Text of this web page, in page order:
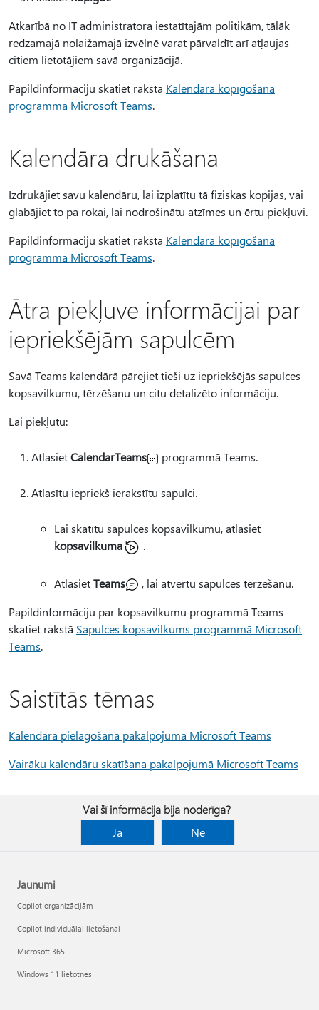
Atkarībā no IT administratora iestatītajām politikām, tālāk
redzamajā nolaižamajā izvēlnē varat pārvaldīt arī atļaujas
citiem lietotājiem savā organizācijā.
Papildinformāciju skatiet rakstā Kalendāra kopīgošana
programmā Microsoft Teams.
Kalendāra drukāšana
Izdrukājiet savu kalendāru, lai izplatītu tā fiziskas kopijas, vai
glabājiet to pa rokai, lai nodrošinātu atzīmes un ērtu piekļuvi.
Papildinformāciju skatiet rakstā Kalendāra kopīgošana
programmā Microsoft Teams.
Ātra piekļuve informācijai par
iepriekšējām sapulcēm
Savā Teams kalendārā pārejiet tieši uz iepriekšējās sapulces
kopsavilkumu, tērzēšanu un citu detalizēto informāciju.
Lai piekļūtu:
AtlasietCalendarTeams programmā Teams.
Atlasītu iepriekš ierakstītu sapulci.
Lai skatītu sapulces kopsavilkumu, atlasiet
kopsavilkuma
.
AtlasietTeams
, lai atvērtu sapulces tērzēšanu.
Papildinformāciju par kopsavilkumu programmā Teams
skatiet rakstā Sapulces kopsavilkums programmā Microsoft
Teams.
Saistītās tēmas
Kalendāra pielāgošana pakalpojumā Microsoft Teams
Vairāku kalendāru skatīšana pakalpojumā Microsoft Teams
Vai šī informācija bija noderīga?
Jā
Nē
Jaunumi
Copilot organizācijām
Copilot individuālai lietošanai
Microsoft 365
Windows 11 lietotnes